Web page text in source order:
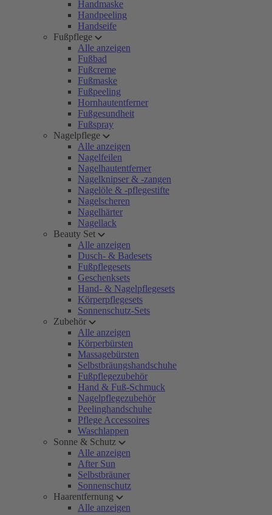
Handmaske
Handpeeling
Handseife
Fußpflege
Alle anzeigen
Fußbad
Fußcreme
Fußmaske
Fußpeeling
Hornhautentferner
Fußgesundheit
Fußspray
Nagelpflege
Alle anzeigen
Nagelfeilen
Nagelhautentferner
Nagelknipser & -zangen
Nagelöle & -pflegestifte
Nagelscheren
Nagelhärter
Nagellack
Beauty Set
Alle anzeigen
Dusch- & Badesets
Fußpflegesets
Geschenksets
Hand- & Nagelpflegesets
Körperpflegesets
Sonnenschutz-Sets
Zubehör
Alle anzeigen
Körperbürsten
Massagebürsten
Selbstbräungshandschuhe
Fußpflegezubehör
Hand & Fuß-Schmuck
Nagelpflegezubehör
Peelinghandschuhe
Pflege Accessoires
Waschlappen
Sonne & Schutz
Alle anzeigen
After Sun
Selbstbräuner
Sonnenschutz
Haarentfernung
Alle anzeigen